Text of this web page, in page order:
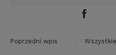
Poprzedni wpis